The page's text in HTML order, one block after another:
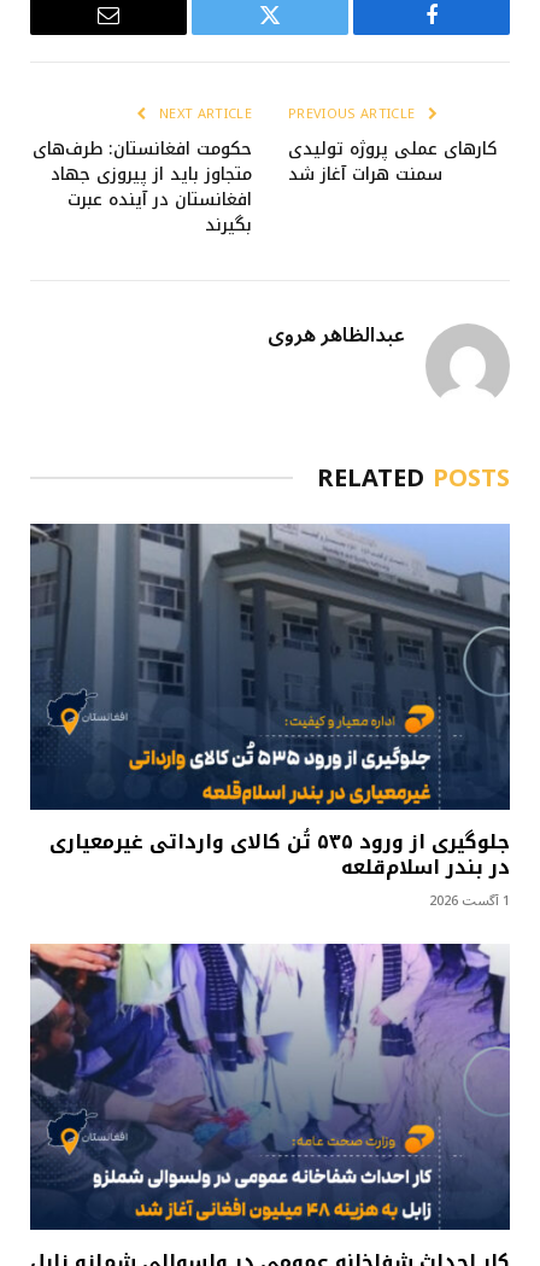
Facebook
Twitter
Email
کارهای عملی پروژه تولیدی
سمنت هرات آغاز شد
NEXT ARTICLE
حکومت افغانستان: طرف‌های
متجاوز باید از پیروزی جهاد
افغانستان در آینده عبرت
بگیرند
عبدالظاهر هروی
RELATED POSTS
جلوگیری از ورود ۵۳۵ تُن کالای وارداتی غیرمعیاری
در بندر اسلام‌قلعه
1 آگست 2026